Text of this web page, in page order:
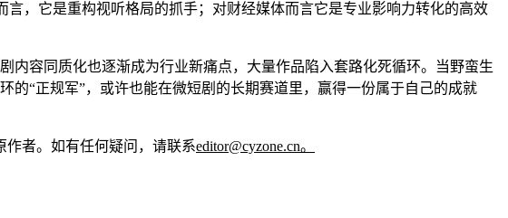
言，它是重构视听格局的抓手；对财经媒体而言它是专业影响力转化的高效
内容同质化也逐渐成为行业新痛点，大量作品陷入套路化死循环。当野蛮生
“正规军”，或许也能在微短剧的长期赛道里，赢得一份属于自己的成就
者。如有任何疑问，请联系editor@cyzone.cn。